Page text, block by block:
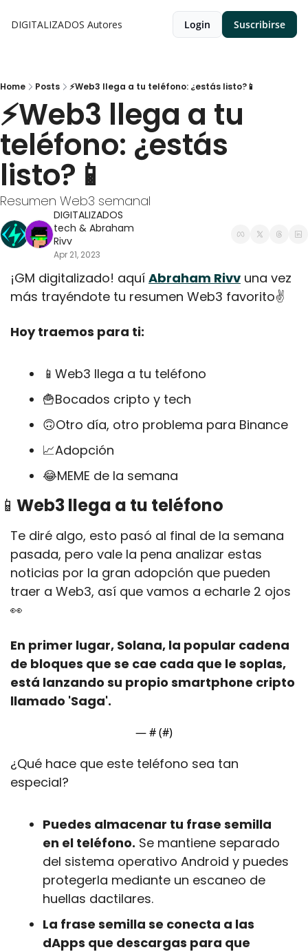
DIGITALIZADOS Autores Login Suscribirse
Home Posts ⚡Web3 llega a tu teléfono: ¿estás listo?📱
⚡Web3 llega a tu
teléfono: ¿estás
listo?📱
Resumen Web3 semanal
DIGITALIZADOS
tech & Abraham
Rivv
Apr 21, 2023
¡GM digitalizado! aquí Abraham Rivv una vez
más trayéndote tu resumen Web3 favorito✌️
Hoy traemos para ti:
📱 Web3 llega a tu teléfono
🍟Bocados cripto y tech
🙃Otro día, otro problema para Binance
📈Adopción
😂MEME de la semana
📱 Web3 llega a tu teléfono
Te diré algo, esto pasó al final de la semana
pasada, pero vale la pena analizar estas
noticias por la gran adopción que pueden
traer a Web3, así que vamos a echarle 2 ojos
👀
En primer lugar, Solana, la popular cadena
de bloques que se cae cada que le soplas,
está lanzando su propio smartphone cripto
llamado 'Saga'.
— # (#)
¿Qué hace que este teléfono sea tan
especial?
Puedes almacenar tu frase semilla
en el teléfono. Se mantiene separado
del sistema operativo Android y puedes
protegerla mediante un escaneo de
huellas dactilares.
La frase semilla se conecta a las
dApps que descargas para que